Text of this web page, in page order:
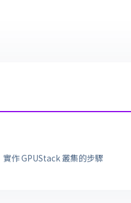
作 GPUStack 叢集的步驟